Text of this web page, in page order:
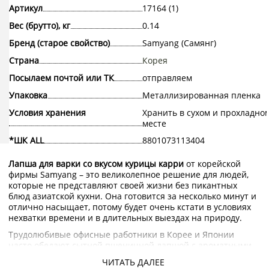
ЧИТАТЬ ДАЛЕЕ
Артикул
17164 (1)
Вес (брутто), кг
0.14
Бренд (старое свойство)
Samyang (Самянг)
Страна
Корея
Посылаем почтой или ТК
отправляем
Упаковка
Металлизированная пленка
Условия хранения
Хранить в сухом и
месте
*ШК ALL
8801073113404
Лапша для варки со вкусом курицы карри от корейской
фирмы Samyang – это великолепное решение для людей,
которые не представляют своей жизни без пикантных
блюд азиатской кухни. Она готовится за несколько минут и
отлично насыщает, потому будет очень кстати в условиях
нехватки времени и в длительных выездах на природу.
Трудолюбивые офисные работники в Корее и Японии
часто обедают сытной пшеничной лапшой с ароматными